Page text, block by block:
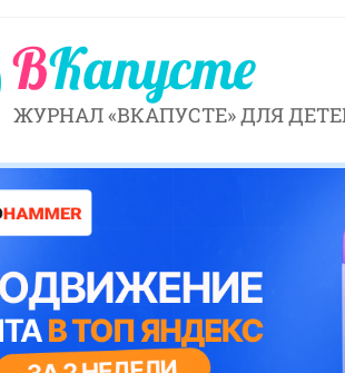
ЖУРНАЛ «ВКАПУСТЕ» ДЛЯ